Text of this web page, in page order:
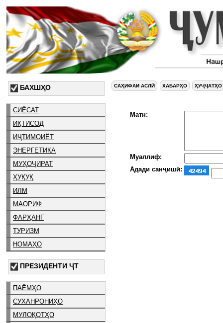
БАХШҲО
СИЁСАТ
ИҚТИСОД
ИҶТИМОИЁТ
ЭНЕРГЕТИКА
МУҲОҶИРАТ
ҲУҚУҚ
ИЛМ
МАОРИФ
ФАРҲАНГ
ТУРИЗМ
НОМАҲО
ПРЕЗИДЕНТИ ҶТ
ПАЁМҲО
СУХАНРОНИҲО
МУЛОҚОТҲО
САҲИФАИ АСЛӢ ХАБАРҲО ҲУҶҶАТҲО
Матн:
Муаллиф:
Адади санҷишӣ: